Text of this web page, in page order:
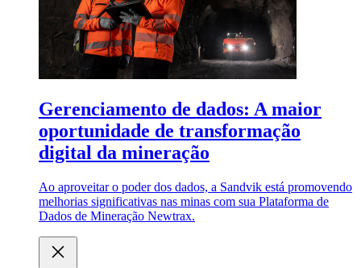
Gerenciamento de dados: A maior
oportunidade de transformação
digital da mineração
Ao aproveitar o poder dos dados, a Sandvik está promovendo
melhorias significativas nas minas com sua Plataforma de
Dados de Mineração Newtrax.